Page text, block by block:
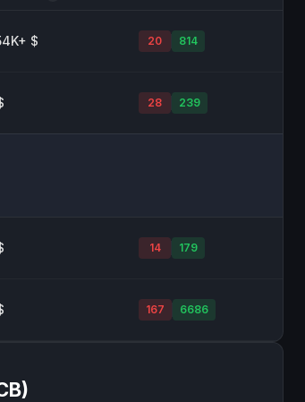
$ 20 814
28 239
14 179
167 6686